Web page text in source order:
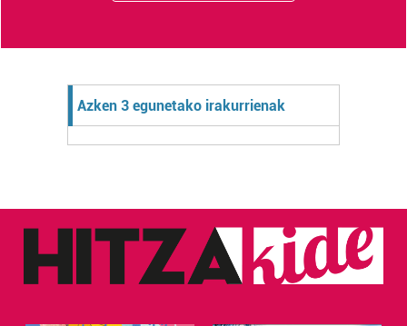
Azken 3 egunetako irakurrienak